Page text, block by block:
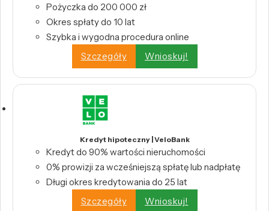
Pożyczka do 200 000 zł
Okres spłaty do 10 lat
Szybka i wygodna procedura online
Szczegóły
Wnioskuj!
Kredyt hipoteczny | VeloBank
Kredyt do 90% wartości nieruchomości
0% prowizji za wcześniejszą spłatę lub nadpłatę
Długi okres kredytowania do 25 lat
Szczegóły
Wnioskuj!